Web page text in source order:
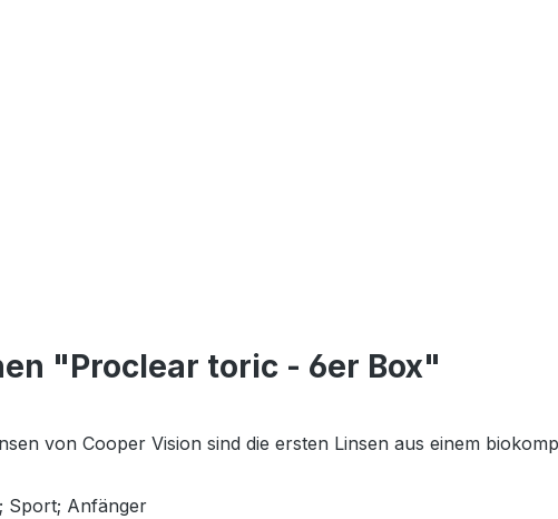
"Proclear toric - 6er Box"
von Cooper Vision sind die ersten Linsen aus einem
Sport; Anfänger